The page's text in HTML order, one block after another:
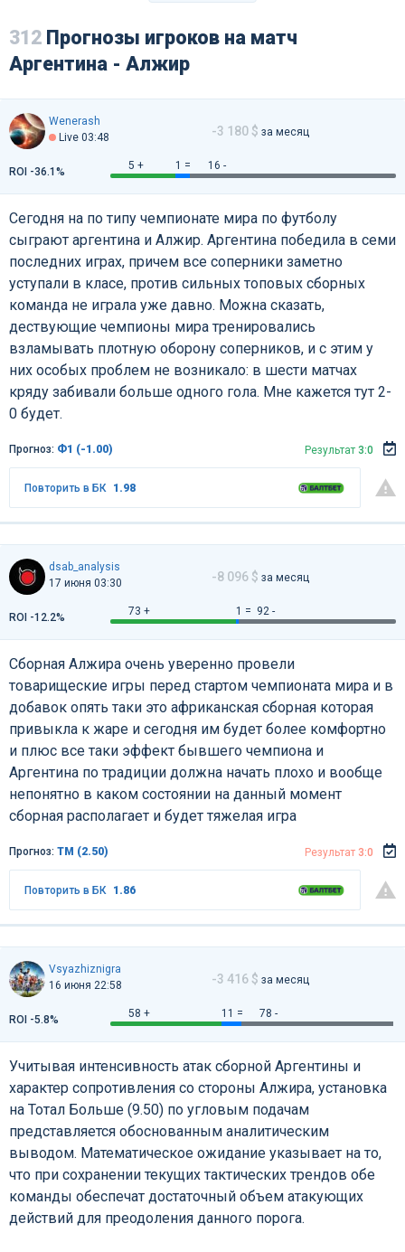
312 Прогнозы игроков на матч
Аргентина - Алжир
Wenerash
Live 03:48
-3 180 $ за месяц
5 + 1 = 16 -
ROI -36.1%
Сегодня на по типу чемпионате мира по футболу
сыграют аргентина и Алжир. Аргентина победила в семи
последних играх, причем все соперники заметно
уступали в класе, против сильных топовых сборных
команда не играла уже давно. Можна сказать,
дествующие чемпионы мира тренировались
взламывать плотную оборону соперников, и с этим у
них особых проблем не возникало: в шести матчах
кряду забивали больше одного гола. Мне кажется тут 2-
0 будет.
Прогноз: Ф1 (-1.00) Результат 3:0
Повторить в БК 1.98
dsab_analysis
17 июня 03:30
-8 096 $ за месяц
73 + 1 = 92 -
ROI -12.2%
Сборная Алжира очень уверенно провели
товарищеские игры перед стартом чемпионата мира и в
добавок опять таки это африканская сборная которая
привыкла к жаре и сегодня им будет более комфортно
и плюс все таки эффект бывшего чемпиона и
Аргентина по традиции должна начать плохо и вообще
непонятно в каком состоянии на данный момент
сборная располагает и будет тяжелая игра
Прогноз: ТМ (2.50) Результат 3:0
Повторить в БК 1.86
Vsyazhiznigra
16 июня 22:58
-3 416 $ за месяц
58 + 11 = 78 -
ROI -5.8%
Учитывая интенсивность атак сборной Аргентины и
характер сопротивления со стороны Алжира, установка
на Тотал Больше (9.50) по угловым подачам
представляется обоснованным аналитическим
выводом. Математическое ожидание указывает на то,
что при сохранении текущих тактических трендов обе
команды обеспечат достаточный объем атакующих
действий для преодоления данного порога.